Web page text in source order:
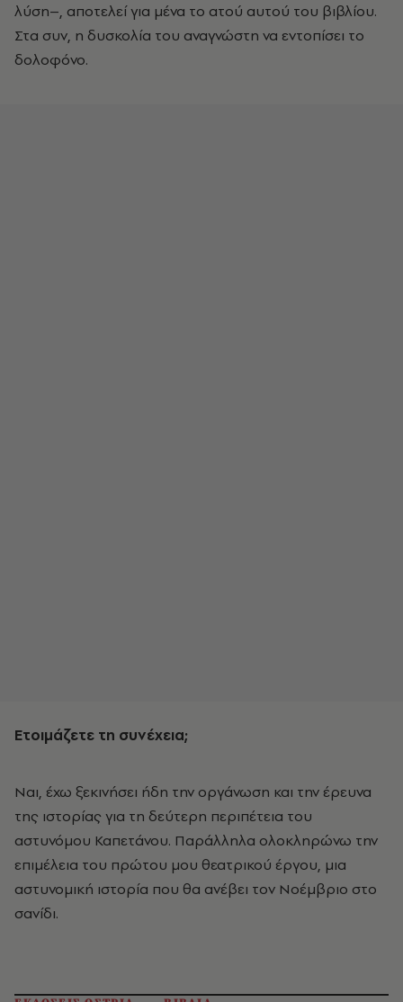
λύση–, αποτελεί για µένα το ατού αυτού του βιβλίου.
Στα συν, η δυσκολία του αναγνώστη να εντοπίσει το
δολοφόνο.
Ετοιµάζετε τη συνέχεια;
Ναι, έχω ξεκινήσει ήδη την οργάνωση και την έρευνα
της ιστορίας για τη δεύτερη περιπέτεια του
αστυνόµου Καπετάνου. Παράλληλα ολοκληρώνω την
επιµέλεια του πρώτου µου θεατρικού έργου, µια
αστυνοµική ιστορία που θα ανέβει τον Νοέµβριο στο
σανίδι.